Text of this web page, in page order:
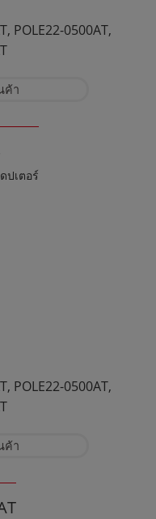
POLE22-0500AT,
ค้า
ปเตอร์
POLE22-0500AT,
ค้า